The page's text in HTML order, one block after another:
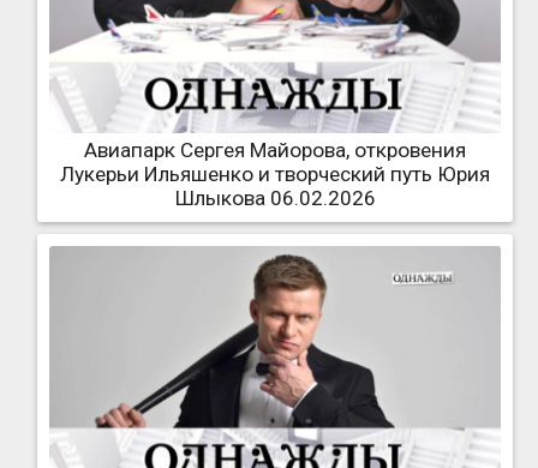
Авиапарк Сергея Майорова, откровения
Лукерьи Ильяшенко и творческий путь Юрия
Шлыкова 06.02.2026